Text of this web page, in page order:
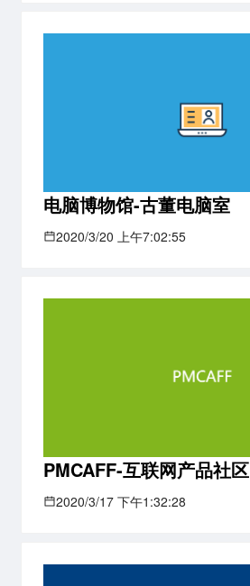
电脑博物馆-古董电脑室
2020/3/20 上午7:02:55
PMCAFF-互联网产品社区
2020/3/17 下午1:32:28